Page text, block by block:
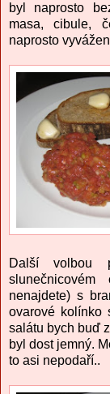
byl naprosto
masa, cibule,
naprosto
Další volbou
nenajdete) s
ovarové kolínko
salátu bych buď
byl dost jemný.
to asi nepodaří..